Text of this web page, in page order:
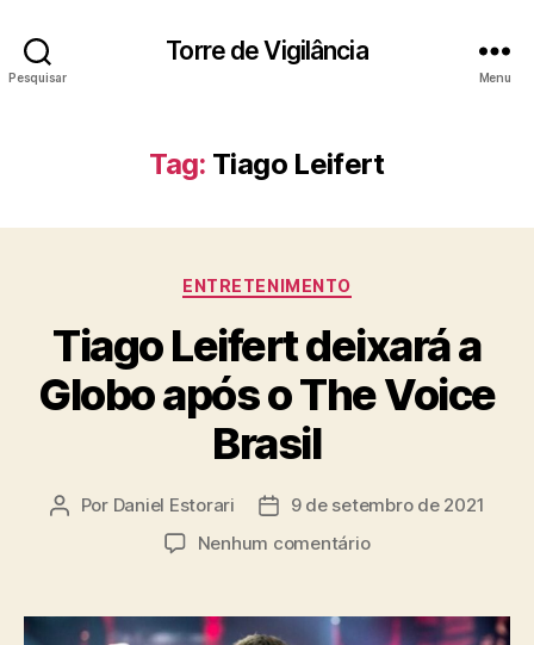
Pesquisar
Torre de Vigilância
Menu
Tag: Tiago Leifert
Categorias
ENTRETENIMENTO
Tiago Leifert deixará a
Globo após o The Voice
Brasil
Autor
Por Daniel Estorari
Data9 de setembro de 2021
Nenhum comentárioem
deixará